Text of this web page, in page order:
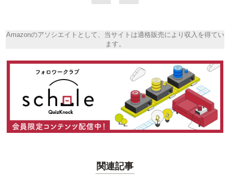
Amazonのアソシエイトとして、当サイトは適格販売により収入を得てい
ます。
関連記事